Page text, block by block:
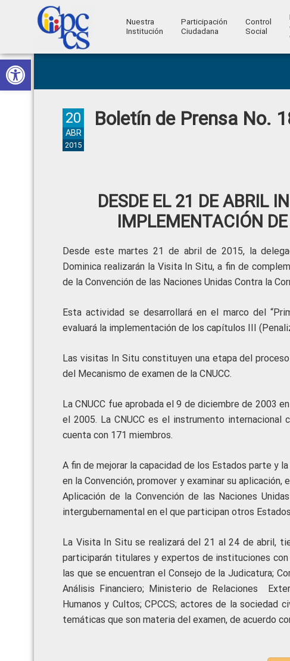
Abrir barra de herramientas
Skip
to
primary
Skip
to
main
Skip
to
primary
Skip
to
footer
Ciudadana
Control
Ciudadano
Nuestra
Institución
Participación
Ciudadana
Control
Social
Boletín de Prensa No.
20
ABR
2015
DESDE EL 21 DE ABRIL
IMPLEMENTACIÓN
Desde este martes 21 de abril de 2015, la
Dominica realizarán la Visita In Situ, a fin de
de la Convención de las Naciones Unidas Contra la
Esta actividad se desarrollará en el marco del
evaluará la implementación de los capítulos III
Las visitas In Situ constituyen una etapa del
del Mecanismo de examen de la CNUCC.
La CNUCC fue aprobada el 9 de diciembre de 2003
el 2005. La CNUCC es el instrumento internacional
cuenta con 171 miembros.
A fin de mejorar la capacidad de los Estados parte y
en la Convención, promover y examinar su
Aplicación de la Convención de las Naciones
intergubernamental en el que participan otros
La Visita In Situ se realizará del 21 al 24 de abril,
participarán titulares y expertos de instituciones
las que se encuentran el Consejo de la Judicatura;
Análisis Financiero; Ministerio de Relaciones
Humanos y Cultos; CPCCS; actores de la sociedad
temáticas que son materia del examen, de acuerdo